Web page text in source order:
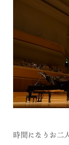
時間になりお二